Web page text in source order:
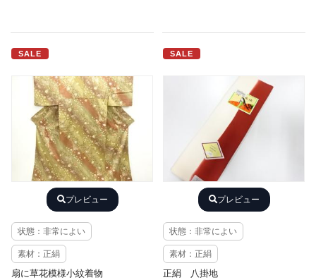
SALE
プレビュー
状態：非常によい
素材：正絹
扇に草花模様小紋着物
SALE
プレビュー
状態：非常によい
素材：正絹
正絹 八掛地